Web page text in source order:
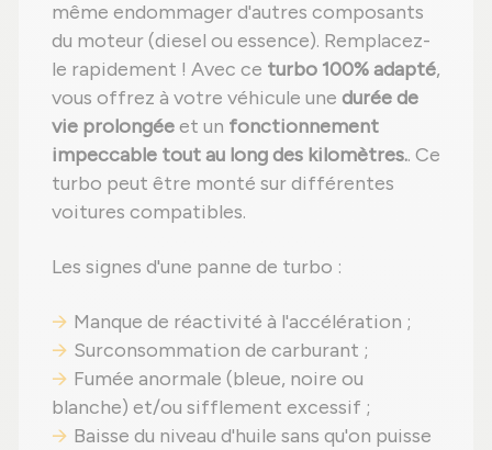
même endommager d'autres composants
du moteur (diesel ou essence). Remplacez-
le rapidement ! Avec ce turbo 100% adapté,
vous offrez à votre véhicule une durée de
vie prolongéeet un fonctionnement
impeccable tout au long des kilomètres.. Ce
turbo peut être monté sur différentes
voitures compatibles.
Les signes d'une panne de turbo :
Manque de réactivité à l'accélération ;
Surconsommation de carburant ;
Fumée anormale (bleue, noire ou
blanche) et/ou sifflement excessif ;
Baisse du niveau d'huile sans qu'on puisse